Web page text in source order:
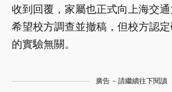
收到回覆，家屬也正式向上海交通
希望校方調查並撤稿，但校方認
的實驗無關。
廣告 - 請繼續往下閱讀